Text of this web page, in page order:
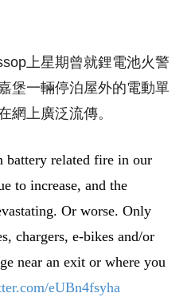
上星期曾就鋰電池火警
堡一輛停泊屋外的電動單
網上廣泛流傳。
battery related fire in our
to increase, and the
Or worse. Only
chargers, e-bikes and/or
near an exit or where you
eUBn4fsyha